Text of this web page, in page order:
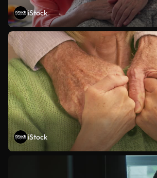
iStock
iStock